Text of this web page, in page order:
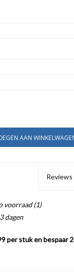
AAN
Reviews
voorraad(1)
dagen
per stuk en bespaar